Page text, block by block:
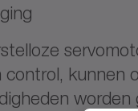
kunnen